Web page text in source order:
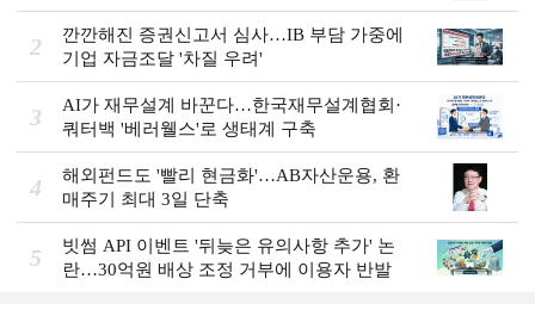
2
깐깐해진 증권신고서 심사…IB 부담 가중에
기업 자금조달 '차질 우려'
3
AI가 재무설계 바꾼다…한국재무설계협회·
쿼터백 '베러웰스'로 생태계 구축
4
해외펀드도 '빨리 현금화'…AB자산운용, 환
매주기 최대 3일 단축
5
빗썸 API 이벤트 '뒤늦은 유의사항 추가' 논
란…30억원 배상 조정 거부에 이용자 반발